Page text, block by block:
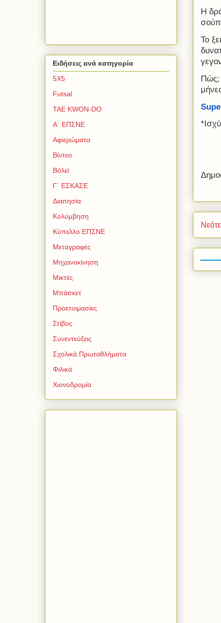
Η
Το
Πώς;
Ειδήσεις ανά κατηγορία
5Χ5
Futsal
TAE KWON-DO
Α΄ ΕΠΣΝΕ
Αφιερώματα
Βίντεο
Βόλεϊ
Γ΄ ΕΣΚΑΣΕ
Διαιτησία
Κολύμβηση
Κύπελλο ΕΠΣΝΕ
Μεταγραφές
Μηχανοκίνηση
Μικτές
Μπάσκετ
Προετοιμασίες
Στίβος
Συνεντεύξεις
Σχολικά Πρωταθλήματα
Φιλικά
Χιονοδρομία